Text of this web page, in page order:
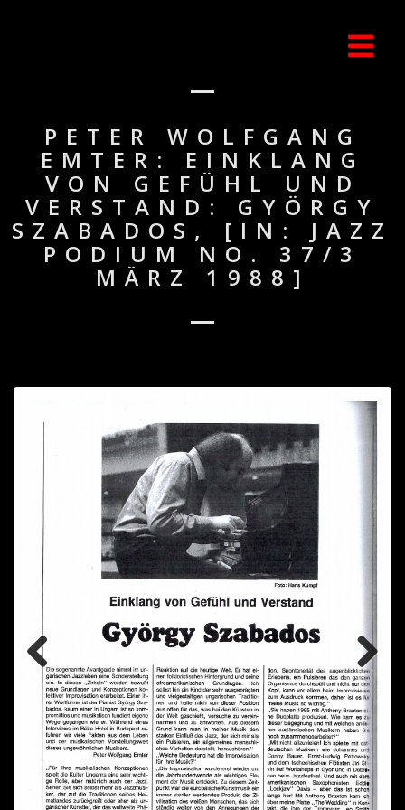
PETER WOLFGANG
EMTER: EINKLANG
VON GEFÜHL UND
VERSTAND: GYÖRGY
SZABADOS, [IN: JAZZ
PODIUM NO. 37/3
MÄRZ 1988]
Previ
ous
Next